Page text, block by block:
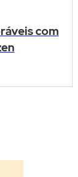
com